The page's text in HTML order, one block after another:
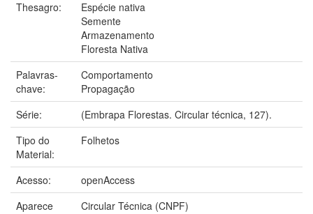
Thesagro:
Espécie nativa
Semente
Armazenamento
Floresta Nativa
Palavras-
chave:
Comportamento
Propagação
Série:
(Embrapa Florestas. Circular técnica, 127).
Tipo do
Material:
Folhetos
Acesso:
openAccess
Aparece
Circular Técnica (CNPF)